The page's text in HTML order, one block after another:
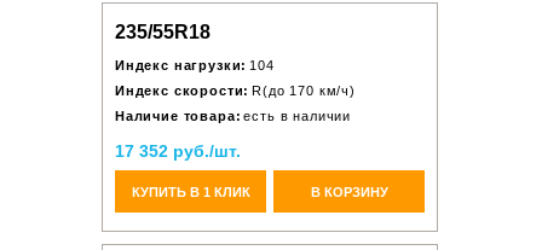
235/55R18
Индекс нагрузки: 104
Индекс скорости: R(до 170 км/ч)
Наличие товара: есть в наличии
17 352 руб./шт.
КУПИТЬ В 1 КЛИК В КОРЗИНУ